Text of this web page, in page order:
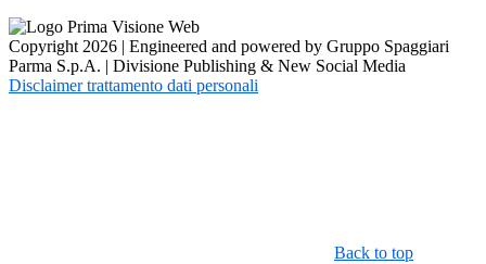
Copyright 2026 | Engineered and powered by Gruppo Spaggiari
Parma S.p.A. | Divisione Publishing & New Social Media
Disclaimer trattamento dati personali
Back to top